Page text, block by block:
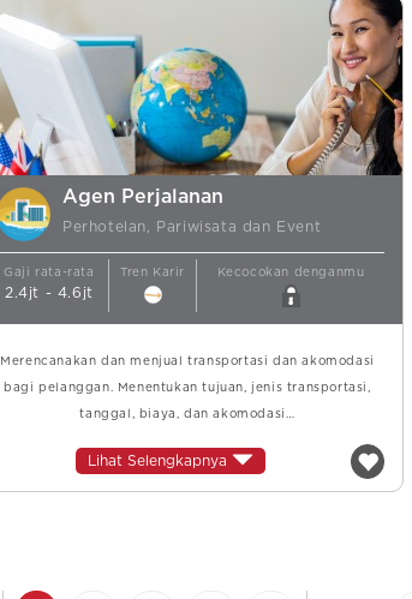
Agen Perjalanan
Perhotelan, Pariwisata dan Event
Gaji rata-rata
2.4jt - 4.6jt
Tren Karir Kecocokan denganmu
Merencanakan dan menjual transportasi dan akomodasi
bagi pelanggan. Menentukan tujuan, jenis transportasi,
tanggal, biaya, dan akomodasi…
Lihat Selengkapnya